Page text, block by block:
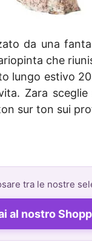
da una
che
lungo estivo
Zara
sur ton sui
tra le nostre
al nostro